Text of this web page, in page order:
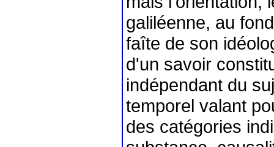
galiléenne, au
faîte de son
d'un savoir
indépendant du
temporel valant
des catégories